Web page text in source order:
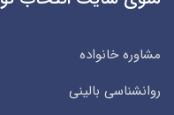
مشاوره خانواده
روانشناسی بالینی